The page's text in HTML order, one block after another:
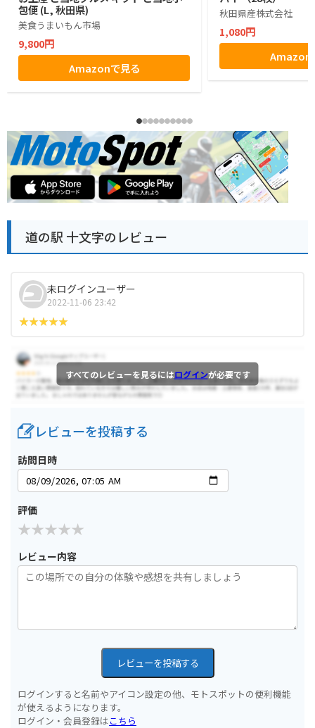
包便 (L, 秋田県)
美食うまいもん市場
9,800円
Amazonで見る
秋田県産株式会社
1,080円
Amazon
道の駅 十文字のレビュー
未ログインユーザー
2022-11-06 23:42
すべてのレビューを見るにはログインが必要です
レビューを投稿する
訪問日時
評価
レビュー内容
レビューを投稿する
ログインすると名前やアイコン設定の他、モトスポットの便利機能
が使えるようになります。
ログイン・会員登録はこちら